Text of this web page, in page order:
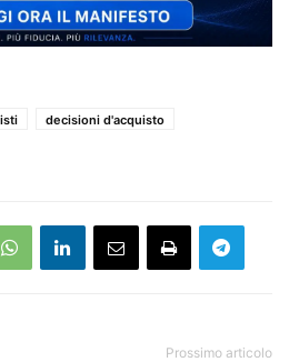
decisioni d'acquisto
Prossimo articolo